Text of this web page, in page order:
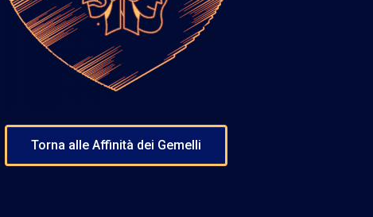
Torna alle Affinità dei Gemelli